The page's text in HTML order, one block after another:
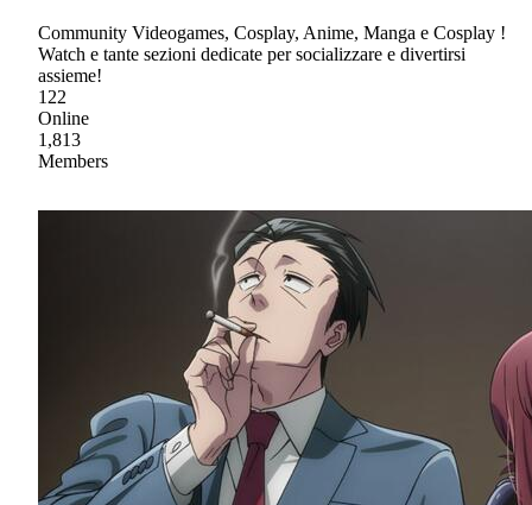
Community Videogames, Cosplay, Anime, Manga e Cosplay !
Watch e tante sezioni dedicate per socializzare e divertirsi
assieme!
122
Online
1,813
Members